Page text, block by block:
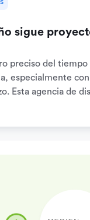
sigue
preciso del tiempo
especialmente con
Esta agencia de